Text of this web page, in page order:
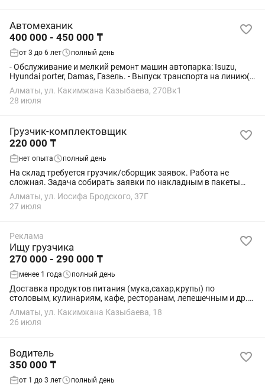
Автомеханик
400 000 - 450 000 ₸
от 3 до 6 лет полный день
- Обслуживание и мелкий ремонт машин автопарка: Isuzu,
Hyundai porter, Damas, Газель. - Выпуск транспорта на линию(
тех.контроль, допуск). Контроль качества и сроков
ремонтных работ. - Участие в...
Алматы, ул. Какимжана Казыбаева, 270Вк1
28 июля
Грузчик-комплектовщик
220 000 ₸
нет опыта полный день
На склад требуется грузчик/сборщик заявок. Работа не
сложная. Задача собирать заявки по накладным в пакеты
или маленькие коробки. 1-2 раза в неделю приезжает
газель,задача загрузить или выгрузить...
Алматы, ул. Иосифа Бродского, 37Г
27 июля
Реклама
Ищу грузчика
270 000 - 290 000 ₸
менее 1 года полный день
Доставка продуктов питания (мука,сахар,крупы) по
столовым, кулинариям, кафе, ресторанам, лепешечным и др.
Мы находимся на Рыschoolова/Розовая. Работаем пн-сб с
8.00 до последней заявки. В среднем...
Алматы, ул. Какимжана Казыбаева, 18
26 июля
Водитель
350 000 ₸
от 1 до 3 лет полный день